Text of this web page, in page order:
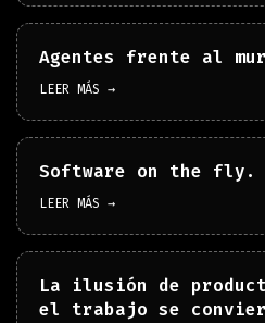
Agentes frente al
LEER MÁS →
Software on the fly.
LEER MÁS →
La ilusión de
el trabajo se